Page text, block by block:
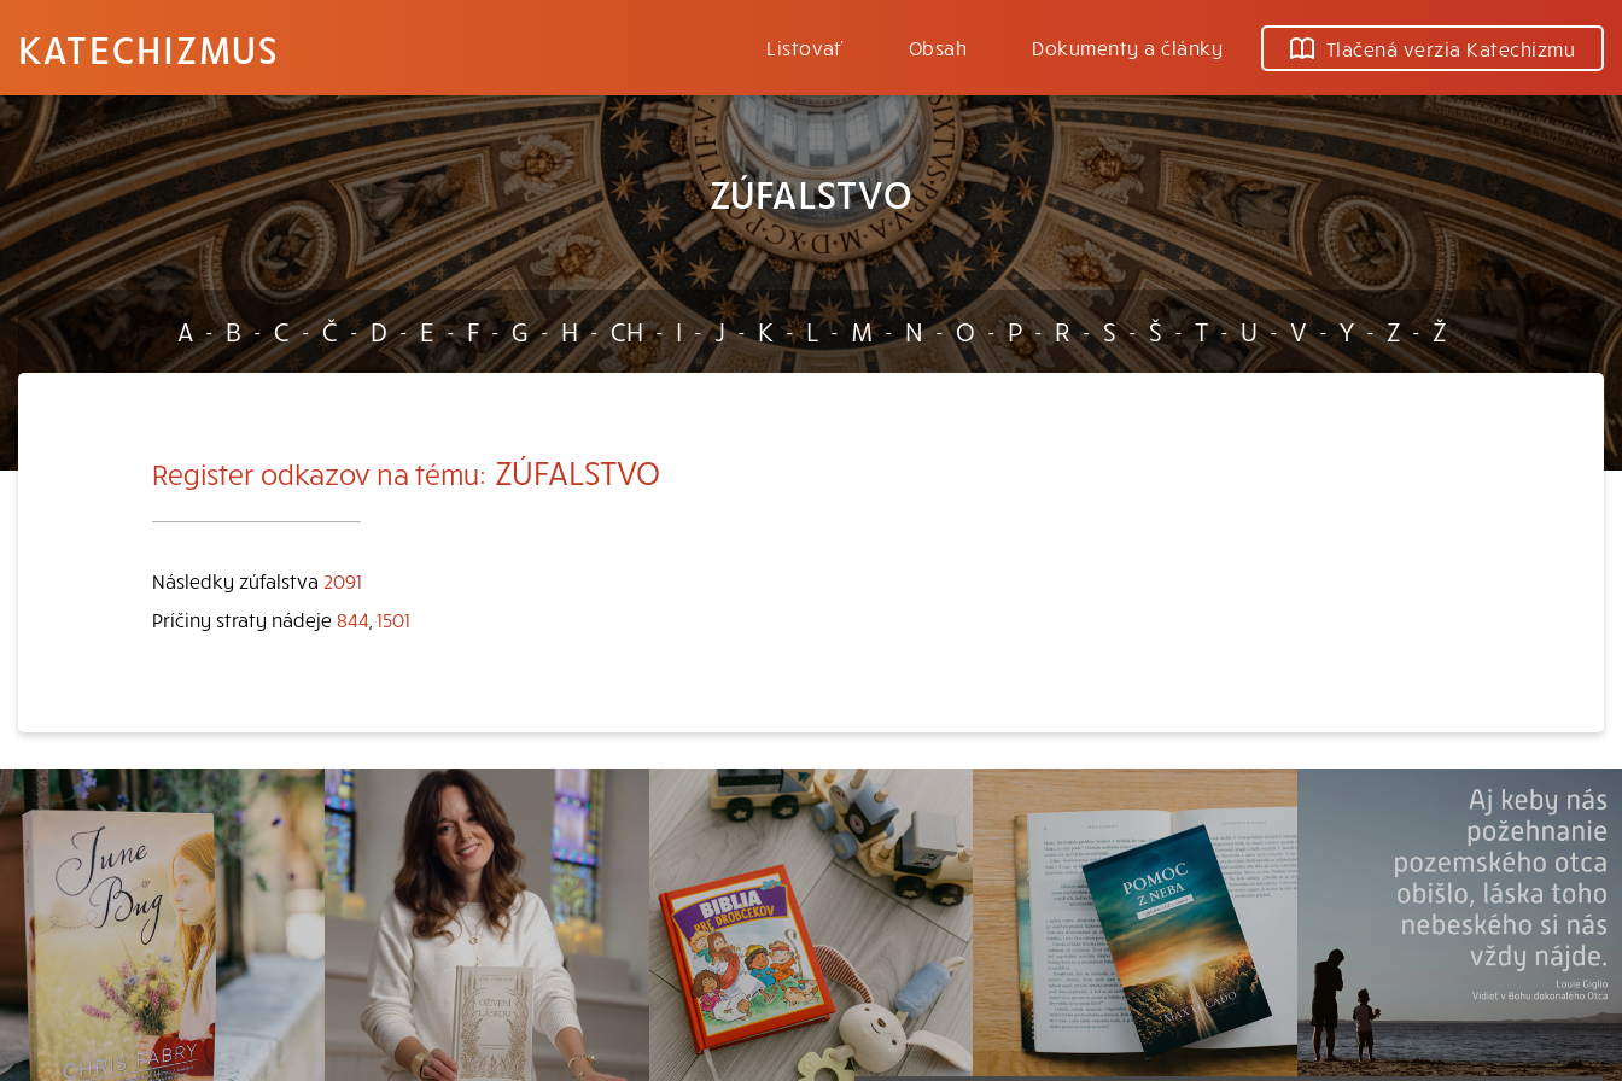
KATECHIZMUS Listovať Obsah Dokumenty a články Tlačená verzia Katechizmu
ZÚFALSTVO
A - B - C - Č - D - E - F - G - H - CH - I - J - K - L - M - N - O - P - R - S - Š - T - U - V - Y - Z - Ž
Register odkazov na tému: ZÚFALSTVO
Následky zúfalstva 2091
Príčiny straty nádeje 844 1501